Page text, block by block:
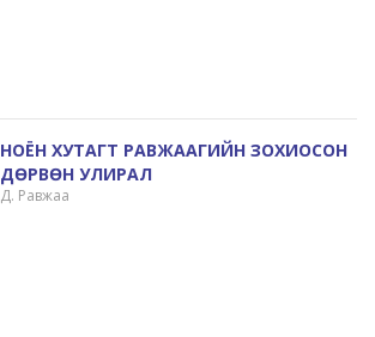
НОЁН ХУТАГТ РАВЖААГИЙН ЗОХИОСОН
ДӨРВӨН УЛИРАЛ
Д. Равжаа